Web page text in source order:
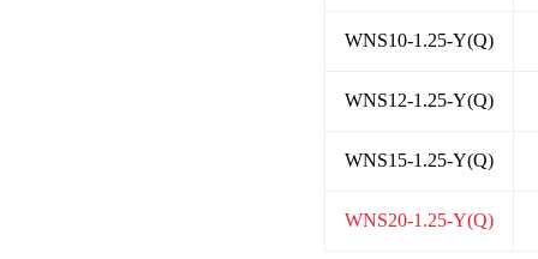
WNS10-1.25-Y(Q)
WNS12-1.25-Y(Q)
WNS15-1.25-Y(Q)
WNS20-1.25-Y(Q)